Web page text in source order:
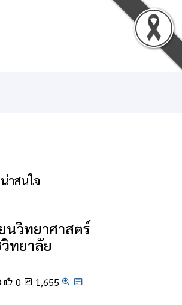
าสนใจ
นวิทยาศาสตร์
ทยาลัย
0 1,655